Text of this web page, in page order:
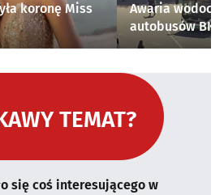
koronę Miss
Awaria
autobusów
TEMAT?
się coś interesującego w